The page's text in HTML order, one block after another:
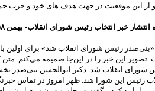
و از این موقعیت در جهت هدف های خود و حزب
انتشار خبر انتخاب رئیس شورای انقلاب- بهمن ۵۸
تصویر این خبر را در این‌جا ضمیمه می‌کنم.
شورای انقلاب شد. دکتر ابوالحسن بنی‌صدر
رئیس این شورا شد. ظهر امروز در تماس